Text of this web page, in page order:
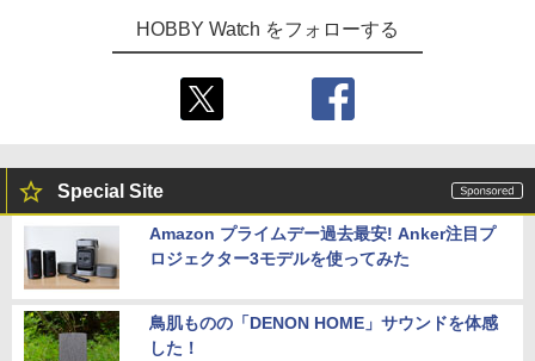
HOBBY Watch をフォローする
Special Site
Amazon プライムデー過去最安! Anker注目プ
ロジェクター3モデルを使ってみた
鳥肌ものの「DENON HOME」サウンドを体感
した！